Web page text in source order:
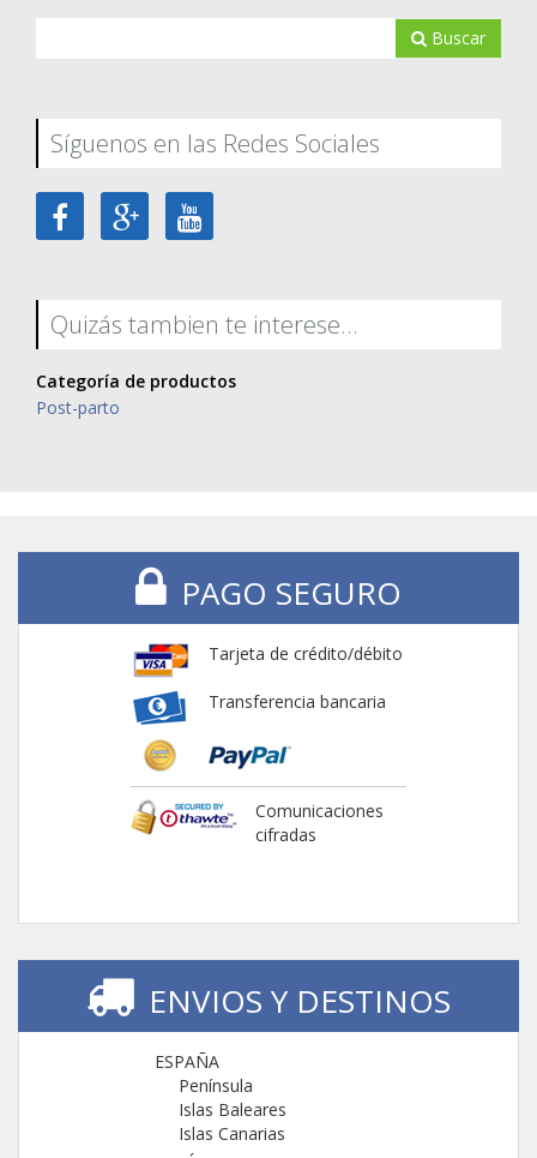
Buscar
Síguenos en las Redes Sociales
Quizás tambien te interese...
Categoría de productos
Post-parto
PAGO SEGURO
Tarjeta de crédito/débito
Transferencia bancaria
Comunicaciones
cifradas
ENVIOS Y DESTINOS
ESPAÑA
Península
Islas Baleares
Islas Canarias